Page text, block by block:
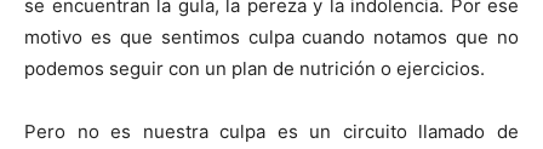
se encuentran la gula, la pereza y la indolencia. Por ese
motivo es que sentimos culpa cuando notamos que no
podemos seguir con un plan de nutrición o ejercicios.
Pero no es nuestra culpa es un circuito llamado de